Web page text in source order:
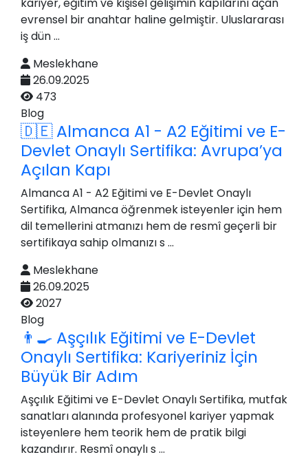
evrensel bir anahtar haline gelmiştir. Uluslararası
iş dün ...
Meslekhane
26.09.2025
473
Blog
🇩🇪 Almanca A1 - A2 Eğitimi ve E-
Devlet Onaylı Sertifika: Avrupa’ya
Açılan Kapı
Almanca A1 - A2 Eğitimi ve E-Devlet Onaylı
Sertifika, Almanca öğrenmek isteyenler için hem
dil temellerini atmanızı hem de resmî geçerli bir
sertifikaya sahip olmanızı s ...
Meslekhane
26.09.2025
2027
Blog
👨‍🍳 Aşçılık Eğitimi ve E-Devlet
Onaylı Sertifika: Kariyeriniz İçin
Büyük Bir Adım
Aşçılık Eğitimi ve E-Devlet Onaylı Sertifika, mutfak
sanatları alanında profesyonel kariyer yapmak
isteyenlere hem teorik hem de pratik bilgi
kazandırır. Resmî onaylı s ...